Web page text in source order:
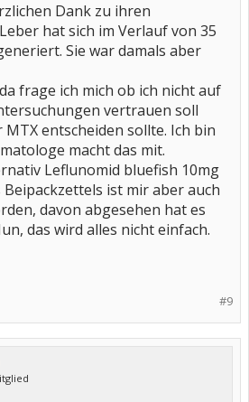
Dank zu ihren
hat sich im Verlauf von 35
Sie war damals aber
frage ich mich ob ich nicht auf
vertrauen soll
entscheiden sollte. Ich bin
macht das mit.
Leflunomid bluefish 10mg
Beipackzettels ist mir aber auch
davon abgesehen hat es
das wird alles nicht einfach.
#9